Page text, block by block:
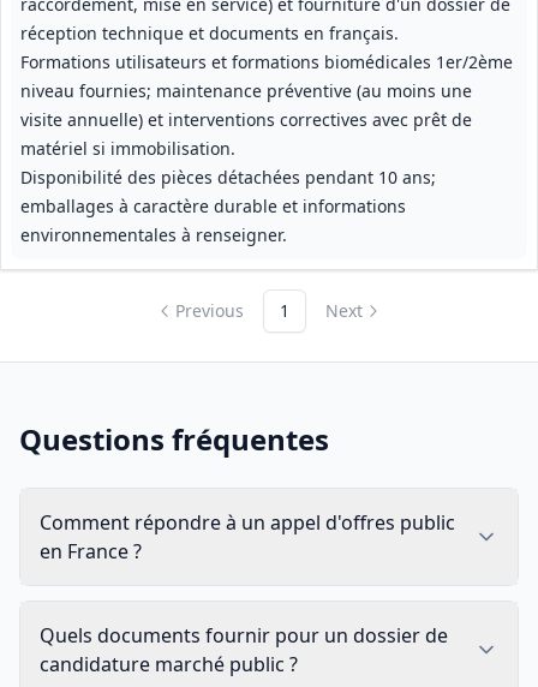
réception technique et documents en français.
Formations utilisateurs et formations biomédicales 1er/2ème
niveau fournies; maintenance préventive (au moins une
visite annuelle) et interventions correctives avec prêt de
matériel si immobilisation.
Disponibilité des pièces détachées pendant 10 ans;
emballages à caractère durable et informations
environnementales à renseigner.
Previous 1 Next
Questions fréquentes
Comment répondre à un appel d'offres public
en France ?
Quels documents fournir pour un dossier de
candidature marché public ?